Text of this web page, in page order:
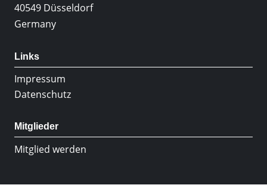
40549 Düsseldorf
Germany
Links
Impressum
Datenschutz
Mitglieder
Mitglied werden